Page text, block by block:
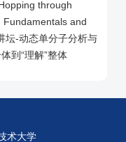
through
and
坛-动态单分子分析与
到“理解”整体
术大学